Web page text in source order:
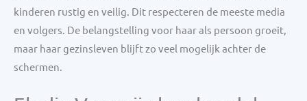
kinderen rustig en veilig. Dit respecteren de meeste media
en volgers. De belangstelling voor haar als persoon groeit,
maar haar gezinsleven blijft zo veel mogelijk achter de
schermen.